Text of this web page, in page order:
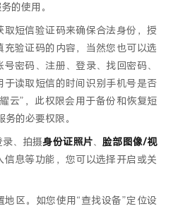
的使用。
短信验证码来确保合法身份，授
验证码的内容，当然您也可以选
密码、注册、登录、找回密码、
于读取短信的时间识别手机号是否
云”，此权限会用于备份和恢复短
的必要权限。
录、拍摄身份证照片、脸部图像/视
息等功能，您可以选择开启或关
区。如您使用“查找设备”定位设